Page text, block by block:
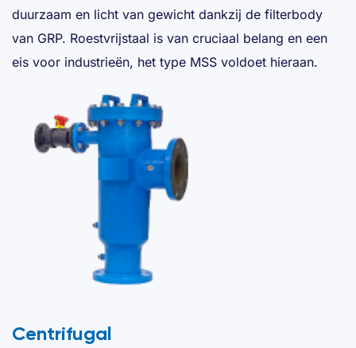
duurzaam en licht van gewicht dankzij de filterbody
van GRP. Roestvrijstaal is van cruciaal belang en een
eis voor industrieën, het type MSS voldoet hieraan.
Centrifugal